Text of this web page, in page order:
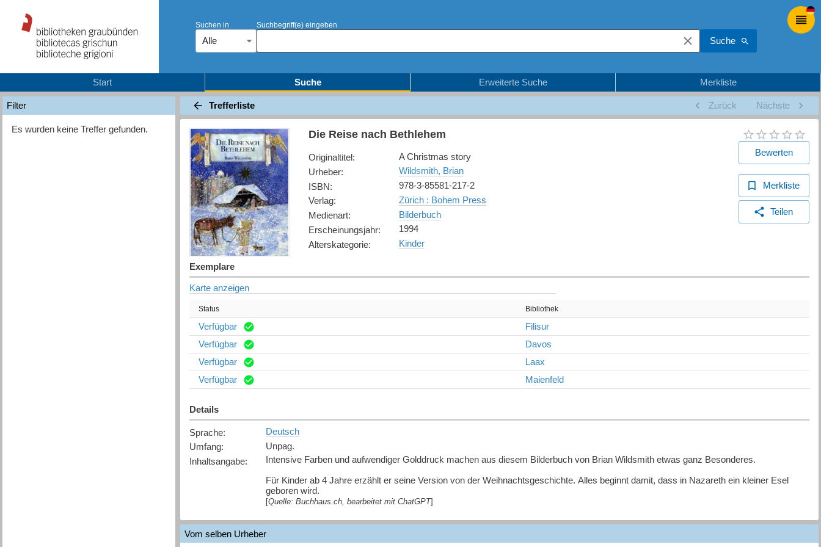
Suchen in
Alle
Suchbegriff(e) eingeben
Suche
Start Suche Erweiterte Suche Merkliste
Filter
Es wurden keine Treffer gefunden.
Trefferliste Zurück Nächste
Die Reise nach Bethlehem
Originaltitel:
A Christmas story
Urheber:
Wildsmith, Brian
ISBN:
978-3-85581-217-2
Verlag:
Zürich : Bohem Press
Medienart:
Bilderbuch
Erscheinungsjahr:
1994
Alterskategorie: Kinder
Bewerten
Merkliste
Teilen
Exemplare
Karte anzeigen
Status Bibliothek
Verfügbar
Filisur
Verfügbar
Davos
Verfügbar
Laax
Verfügbar
Maienfeld
Details
Sprache:
Deutsch
Umfang:
Unpag.
Inhaltsangabe:
Intensive Farben und aufwendiger Golddruck machen aus diesem Bilderbuch von Brian Wildsmith etwas ganz Besonderes.
Für Kinder ab 4 Jahre erzählt er seine Version von der Weihnachtsgeschichte. Alles beginnt damit, dass in Nazareth ein kleiner Esel
geboren wird.
Quelle: Buchhaus.ch, bearbeitet mit ChatGPT
Vom selben Urheber